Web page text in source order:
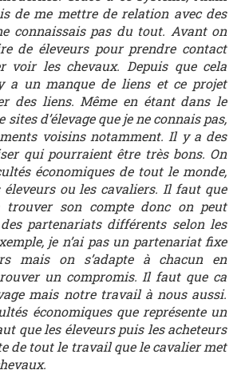
de me mettre de relation avec des
connaissais pas du tout. Avant on
de éleveurs pour prendre contact
voir les chevaux. Depuis que cela
a un manque de liens et ce projet
des liens. Même en étant dans le
d’élevage que je ne connais pas,
voisins notamment. Il y a des
qui pourraient être très bons. On
économiques de tout le monde,
éleveurs ou les cavaliers. Il faut que
trouver son compte donc on peut
partenariats différents selon les
je n’ai pas un partenariat fixe
mais on s’adapte à chacun en
un compromis. Il faut que ca
mais notre travail à nous aussi.
économiques que représente un
que les éleveurs puis les acheteurs
de tout le travail que le cavalier met